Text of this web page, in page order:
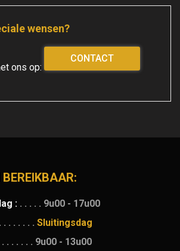
wensen?
ons op:
CONTACT
: . . . . . 9u00 - 17u00
. . . . . . . Sluitingsdag
. . . . . . 9u00 - 13u00